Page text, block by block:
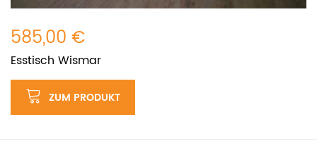
585,00 €
Esstisch Wismar
ZUM PRODUKT